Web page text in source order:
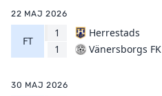
22 MAJ 2026
FT
1
1
Herrestads
Vänersborgs FK
30 MAJ 2026